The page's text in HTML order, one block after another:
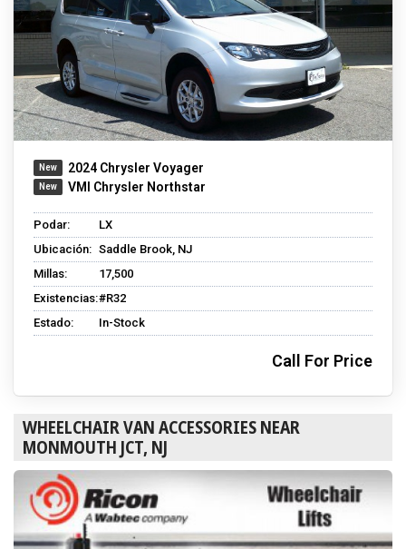
2024 Chrysler Voyager
VMI Chrysler Northstar
Podar:
LX
Ubicación: Saddle Brook, NJ
Millas:
17,500
Existencias:#R32
Estado:
In-Stock
Call For Price
WHEELCHAIR VAN ACCESSORIES NEAR
MONMOUTH JCT, NJ